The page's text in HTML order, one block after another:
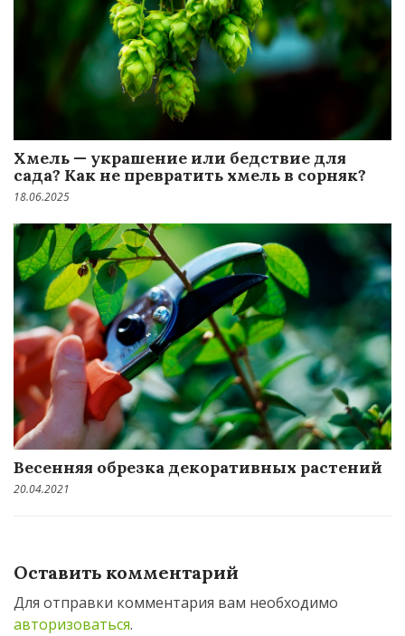
Хмель — украшение или бедствие для
сада? Как не превратить хмель в сорняк?
18.06.2025
Весенняя обрезка декоративных растений
20.04.2021
Оставить комментарий
Для отправки комментария вам необходимо
авторизоваться.